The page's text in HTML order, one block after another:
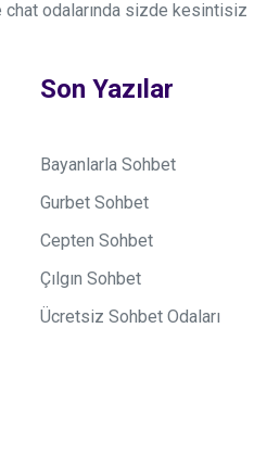
odalarında sizde kesintisiz
Son Yazılar
Bayanlarla Sohbet
Gurbet Sohbet
Cepten Sohbet
Çılgın Sohbet
Ücretsiz Sohbet Odaları